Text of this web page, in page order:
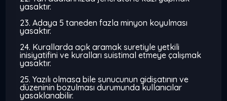
yasaktır.
23. Adaya 5 taneden fazla minyon koyulması
yasaktır.
24. Kurallarda açık aramak suretiyle yetkili
inisiyatifini ve kuralları suistimal etmeye çalışmak
yasaktır.
25. Yazılı olmasa bile sunucunun gidişatının ve
düzeninin bozulması durumunda kullanıcılar
yasaklanabilir.